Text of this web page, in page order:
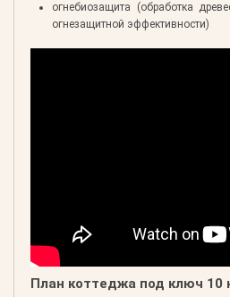
огнебиозащита (обработка
огнезащитной эффективности)
План коттеджа под ключ 10